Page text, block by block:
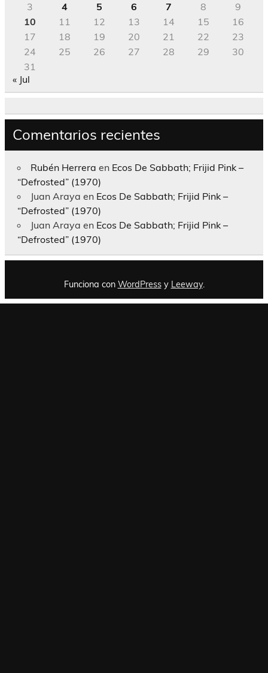
3
4 5 6 7 8
9
10
11 12 13 14 15
16
17
18 19 20 21 22
23
24
25 26 27 28 29
30
31
« Jul
Comentarios recientes
Rubén Herrera en Ecos De Sabbath; Frijid Pink –
“Defrosted” (1970)
Juan Araya en Ecos De Sabbath; Frijid Pink –
“Defrosted” (1970)
Juan Araya en Ecos De Sabbath; Frijid Pink –
“Defrosted” (1970)
Funciona con WordPressy Leeway.